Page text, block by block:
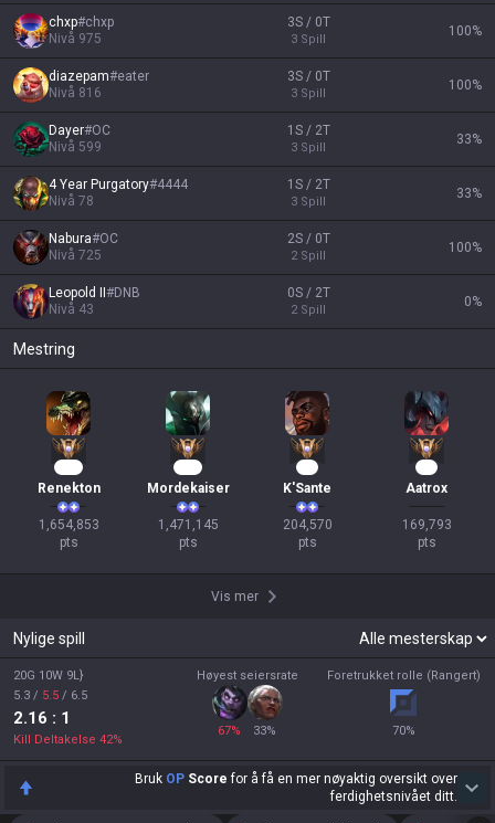
chxp#chxp
Nivå 975
3S / 0T
3 Spill
100%
diazepam#eater
Nivå 816
3S / 0T
3 Spill
100%
Dayer#OC
Nivå 599
1S / 2T
3 Spill
33%
4 Year Purgatory#4444
Nivå 78
1S / 2T
3 Spill
33%
Nabura#OC
Nivå 725
2S / 0T
2 Spill
100%
Leopold II #DNB
Nivå 43
0S / 2T
2 Spill
0%
Mestring
Renekton
1,654,853
pts
Mordekaiser
1,471,145
pts
K'Sante
204,570
pts
Aatrox
169,793
pts
Vis mer
Nylige spill
20G 10W 9L}
5.3 / 5.5 / 6.5
2.16 : 1
Kill Deltakelse 42%
Høyest seiersrate
67% 33%
Foretrukket rolle (Rangert)
70%
Bruk OP Score for å få en mer nøyaktig oversikt over
ferdighetsnivået ditt.